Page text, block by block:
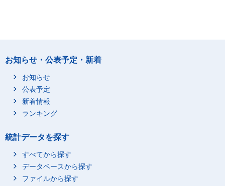
お知らせ・公表予定・新着
お知らせ
公表予定
新着情報
ランキング
統計データを探す
すべてから探す
データベースから探す
ファイルから探す